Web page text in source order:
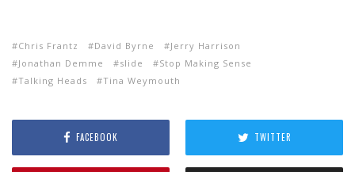
Chris Frantz David Byrne
Jerry Harrison
Jonathan Demme
slide
Stop Making Sense
Talking Heads
Tina Weymouth
FACEBOOK TWITTER